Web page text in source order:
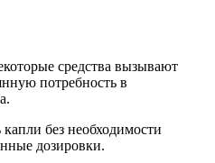
средства вызывают
потребность в
без необходимости
дозировки.